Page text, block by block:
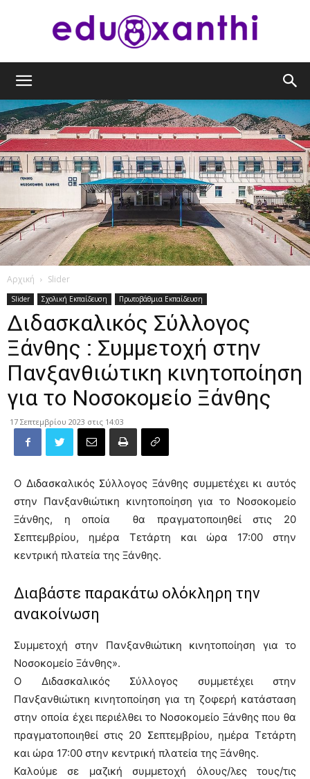
Αρχική Slider
Slider Σχολική Εκπαίδευση Πρωτοβάθμια Εκπαίδευση
Διδασκαλικός Σύλλογος
Ξάνθης : Συμμετοχή στην
Πανξανθιώτικη κινητοποίηση
για το Νοσοκομείο Ξάνθης
17 Σεπτεμβρίου 2023 στις 14:03
Ο Διδασκαλικός Σύλλογος Ξάνθης συμμετέχει κι αυτός
στην Πανξανθιώτικη κινητοποίηση για το Νοσοκομείο
Ξάνθης, η οποία θα πραγματοποιηθεί στις 20
Σεπτεμβρίου, ημέρα Τετάρτη και ώρα 17:00 στην
κεντρική πλατεία της Ξάνθης.
Διαβάστε παρακάτω ολόκληρη την
ανακοίνωση
Συμμετοχή στην Πανξανθιώτικη κινητοποίηση για το
Νοσοκομείο Ξάνθης».
Ο Διδασκαλικός Σύλλογος συμμετέχει στην
Πανξανθιώτικη κινητοποίηση για τη ζοφερή κατάσταση
στην οποία έχει περιέλθει το Νοσοκομείο Ξάνθης που θα
πραγματοποιηθεί στις 20 Σεπτεμβρίου, ημέρα Τετάρτη
και ώρα 17:00 στην κεντρική πλατεία της Ξάνθης.
Καλούμε σε μαζική συμμετοχή όλους/λες τους/τις